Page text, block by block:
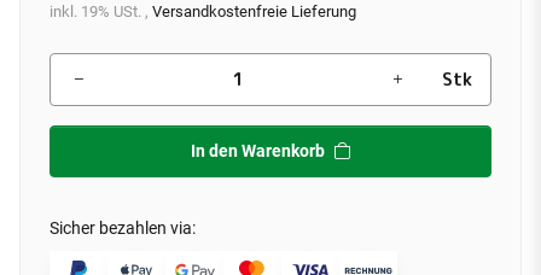
inkl. 19% USt. , Versandkostenfreie Lieferung
Stk
In den Warenkorb
Sicher bezahlen via: